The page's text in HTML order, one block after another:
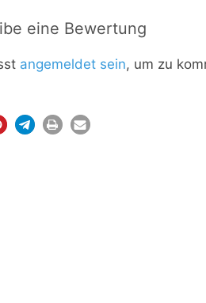
eine Bewertung
angemeldet sein, um zu